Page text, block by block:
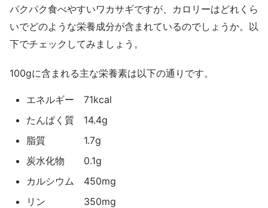
パクパク食べやすいワカサギですが、カロリーはどれくら
いでどのような栄養成分が含まれているのでしょうか。以
下でチェックしてみましょう。
100gに含まれる主な栄養素は以下の通りです。
エネルギー 71kcal
たんぱく質 14.4g
脂質 1.7g
炭水化物 0.1g
カルシウム 450mg
リン 350mg